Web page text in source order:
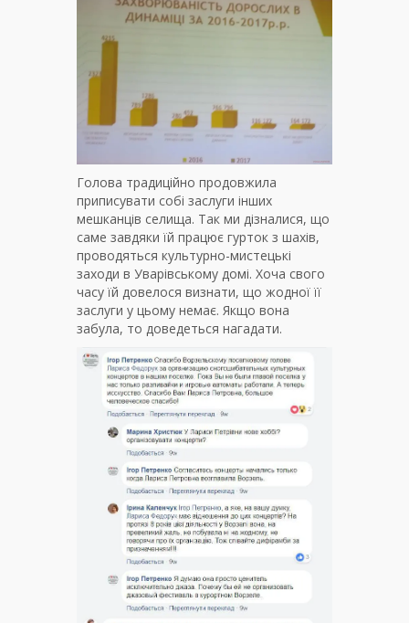
Голова традиційно продовжила
приписувати собі заслуги інших
мешканців селища. Так ми дізналися, що
саме завдяки їй працює гурток з шахів,
проводяться культурно-мистецькі
заходи в Уварівському домі. Хоча свого
часу їй довелося визнати, що жодної її
заслуги у цьому немає. Якщо вона
забула, то доведеться нагадати.